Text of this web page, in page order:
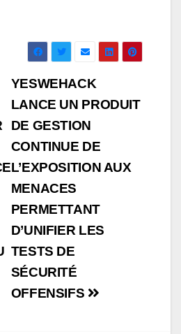
YESWEHACK
LANCE UN PRODUIT
DE GESTION
CONTINUE DE
L’EXPOSITION AUX
MENACES
PERMETTANT
D’UNIFIER LES
TESTS DE
SÉCURITÉ
OFFENSIFS